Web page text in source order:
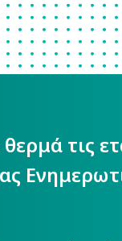
τις